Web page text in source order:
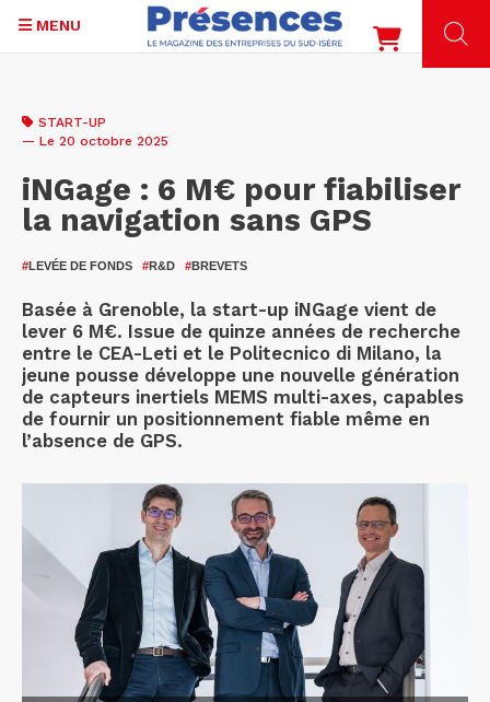
contenu
MENU
START-UP
— Le 20 octobre 2025
iNGage : 6 M€ pour fiabiliser
la navigation sans GPS
#LEVÉE DE FONDS #R&D #BREVETS
Basée à Grenoble, la start-up iNGage vient de
lever 6 M€. Issue de quinze années de recherche
entre le CEA-Leti et le Politecnico di Milano, la
jeune pousse développe une nouvelle génération
de capteurs inertiels MEMS multi-axes, capables
de fournir un positionnement fiable même en
l’absence de GPS.